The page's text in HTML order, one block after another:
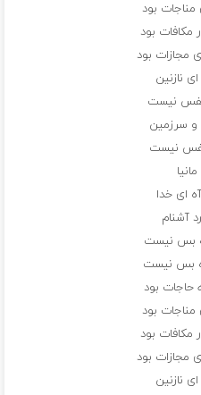
مناجات بود
مکافات بود
مجازات بود
نازنین
نیست
و سرزمین
نیست
ای خدا
آشنام
بس نیست
بس نیست
حاجات بود
مناجات بود
مکافات بود
مجازات بود
نازنین